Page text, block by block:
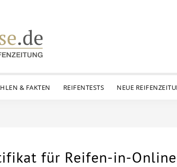
& FAKTEN REIFENTESTS NEUE
für Reifen-in-